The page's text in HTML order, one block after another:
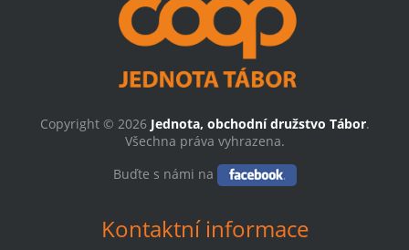
Copyright © 2026 Jednota, obchodní družstvo Tábor.
Všechna práva vyhrazena.
Buďte s námi na
Kontaktní informace